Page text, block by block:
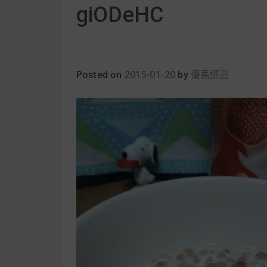
giODeHC
Posted on 2015-01-20 by 優馬選品